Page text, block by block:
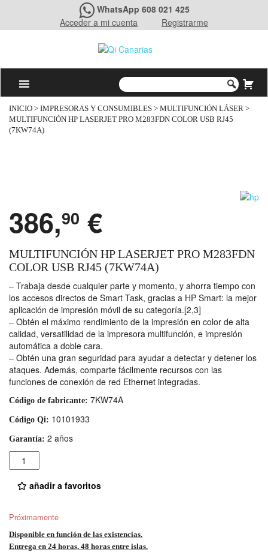
WhatsApp 608 021 425
Acceder a mi cuenta
Registrarme
INICIO > IMPRESORAS Y CONSUMIBLES > MULTIFUNCIÓN LÁSER >
MULTIFUNCIÓN HP LASERJET PRO M283FDN COLOR USB RJ45
(7KW74A)
386,90 €
MULTIFUNCIÓN HP LASERJET PRO M283FDN
COLOR USB RJ45 (7KW74A)
– Trabaja desde cualquier parte y momento, y ahorra tiempo con
los accesos directos de Smart Task, gracias a HP Smart: la mejor
aplicación de impresión móvil de su categoría.[2,3]
– Obtén el máximo rendimiento de la impresión en color de alta
calidad, versatilidad de la impresora multifunción, e impresión
automática a doble cara.
– Obtén una gran seguridad para ayudar a detectar y detener los
ataques. Además, comparte fácilmente recursos con las
funciones de conexión de red Ethernet integradas.
Código de fabricante: 7KW74A
Código Qi: 10101933
Garantía: 2 años
Cantidad
añadir a favoritos
Próximamente
Disponible en función de las existencias.
Entrega en 24 horas, 48 horas entre islas.